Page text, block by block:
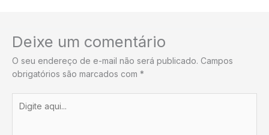
Deixe um comentário
O seu endereço de e-mail não será publicado. Campos
obrigatórios são marcados com *
aqui...